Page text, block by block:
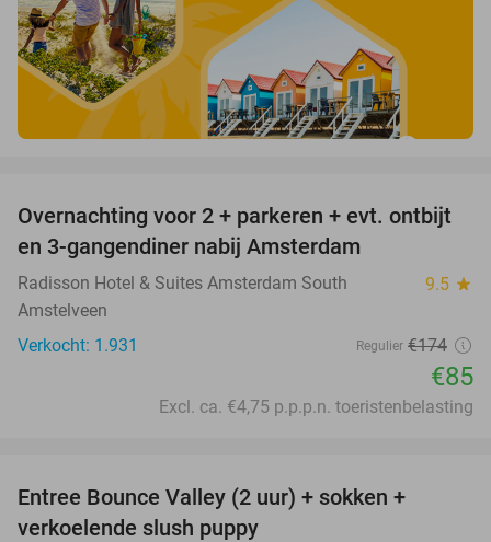
51%
Overnachting voor 2 + parkeren + evt. ontbijt
en 3-gangendiner nabij Amsterdam
Radisson Hotel & Suites Amsterdam South 9.5 star
Amstelveen
Verkocht: 1.931
Regulier €174
€85
Excl. ca. €4,75 p.p.p.n. toeristenbelasting
Entree Bounce Valley (2 uur) + sokken +
verkoelende slush puppy